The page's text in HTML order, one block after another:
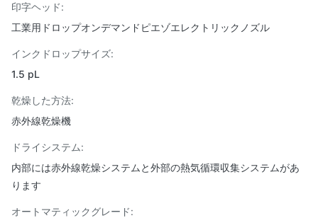
印字ヘッド:
工業用ドロップオンデマンドピエゾエレクトリックノズル
インクドロップサイズ:
1.5 pL
乾燥した方法:
赤外線乾燥機
ドライシステム:
内部には赤外線乾燥システムと外部の熱気循環収集システムがあ
ります
オートマティックグレード: